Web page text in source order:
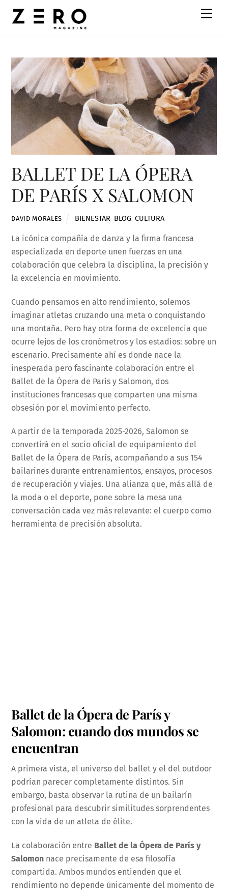
BALLET DE LA ÓPERA
DE PARÍS X SALOMON
DAVID MORALES BIENESTAR BLOG ,CULTURA
La icónica compañía de danza y la firma francesa
especializada en deporte unen fuerzas en una
colaboración que celebra la disciplina, la precisión y
la excelencia en movimiento.
Cuando pensamos en alto rendimiento, solemos
imaginar atletas cruzando una meta o conquistando
una montaña. Pero hay otra forma de excelencia que
ocurre lejos de los cronómetros y los estadios: sobre un
escenario. Precisamente ahí es donde nace la
inesperada pero fascinante colaboración entre el
Ballet de la Ópera de París y Salomon, dos
instituciones francesas que comparten una misma
obsesión por el movimiento perfecto.
A partir de la temporada 2025-2026, Salomon se
convertirá en el socio oficial de equipamiento del
Ballet de la Ópera de París, acompañando a sus 154
bailarines durante entrenamientos, ensayos, procesos
de recuperación y viajes. Una alianza que, más allá de
la moda o el deporte, pone sobre la mesa una
conversación cada vez más relevante: el cuerpo como
herramienta de precisión absoluta.
Ballet de la Ópera de París y
Salomon: cuando dos mundos se
encuentran
A primera vista, el universo del ballet y el del outdoor
podrían parecer completamente distintos. Sin
embargo, basta observar la rutina de un bailarín
profesional para descubrir similitudes sorprendentes
con la vida de un atleta de élite.
La colaboración entre Ballet de la Ópera de París y
Salomon nace precisamente de esa filosofía
compartida. Ambos mundos entienden que el
rendimiento no depende únicamente del momento de